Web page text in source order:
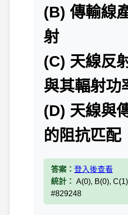
(B) 傳輸線
射
(C) 天線反
與其輻射功
(D) 天線與
的阻抗匹配
答案： 登入後查看
統計： A(0), B(0),
#829248